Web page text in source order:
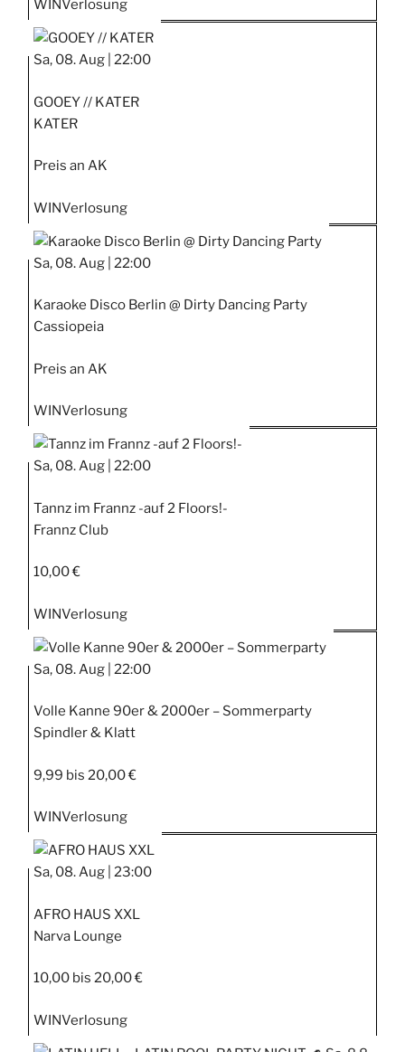
WINVerlosung
Sa, 08. Aug | 22:00
GOOEY // KATER
KATER
Preis an AK
WINVerlosung
Sa, 08. Aug | 22:00
Karaoke Disco Berlin @ Dirty Dancing Party
Cassiopeia
Preis an AK
WINVerlosung
Sa, 08. Aug | 22:00
Tannz im Frannz -auf 2 Floors!-
Frannz Club
10,00 €
WINVerlosung
Sa, 08. Aug | 22:00
Volle Kanne 90er & 2000er – Sommerparty
Spindler & Klatt
9,99 bis 20,00 €
WINVerlosung
Sa, 08. Aug | 23:00
AFRO HAUS XXL
Narva Lounge
10,00 bis 20,00 €
WINVerlosung